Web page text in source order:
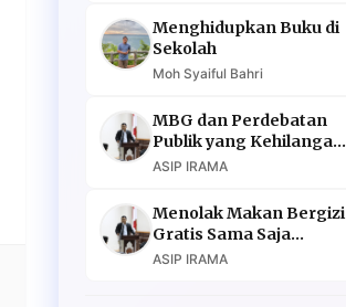
Menghidupkan Buku di
Sekolah
Moh Syaiful Bahri
MBG dan Perdebatan
Publik yang Kehilangan
Argumen
ASIP IRAMA
Menolak Makan Bergizi
Gratis Sama Saja
Menolak Masa Depan
ASIP IRAMA